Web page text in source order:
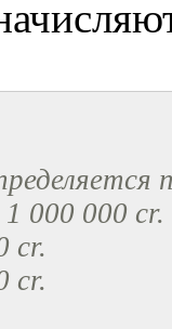
000 000
cr.
cr.